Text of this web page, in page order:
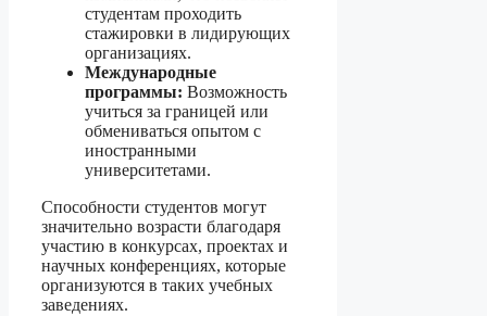
студентам проходить
стажировки в лидирующих
организациях.
Международные
программы: Возможность
учиться за границей или
обмениваться опытом с
иностранными
университетами.
Способности студентов могут
значительно возрасти благодаря
участию в конкурсах, проектах и
научных конференциях, которые
организуются в таких учебных
заведениях.